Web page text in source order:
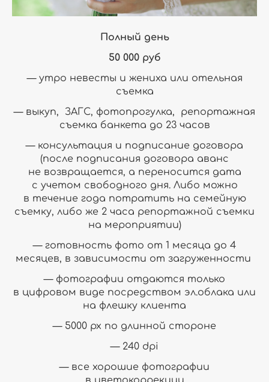
Полный день
50 000 руб
— утро невесты и жениха или отельная
съемка
— выкуп, ЗАГС, фотопрогулка, репортажная
съемка банкета до 23 часов
— консультация и подписание договора
(после подписания договора аванс
не возвращается, а переносится дата
с учетом свободного дня. Либо можно
в течение года потратить на семейную
съемку, либо же 2 часа репортажной съемки
на мероприятии)
— готовность фото от 1 месяца до 4
месяцев, в зависимости от загруженности
— фотографии отдаются только
в цифровом виде посредством эл.облака или
на флешку клиента
— 5000 px по длинной стороне
— 240 dpi
— все хорошие фотографии